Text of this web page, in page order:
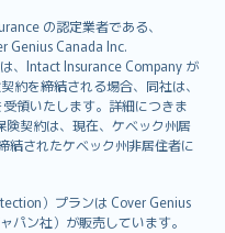
の認定業者である、
Genius Canada Inc.
、Intact Insurance Company が
約を締結される場合、同社は、
領いたします。詳細につきま
険契約は、現在、ケベック州居
結されたケベック州非居住者に
）プランは Cover Genius
パン社）が販売しています。